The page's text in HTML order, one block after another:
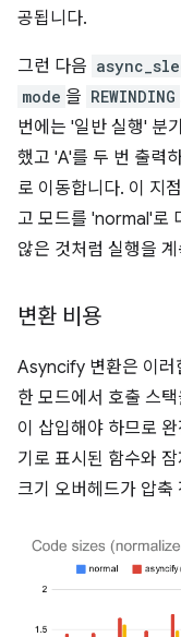
공됩니다.
그런 다음
mode 을 REWINDING
번에는 '일반 실행' 분
했고 'A'를 두 번 출력
로 이동합니다. 이 지
고 모드를 'normal'로
않은 것처럼 실행을
변환 비용
Asyncify 변환은 이러
한 모드에서 호출 스
이 삽입해야 하므로
기로 표시된 함수와
크기 오버헤드가 압